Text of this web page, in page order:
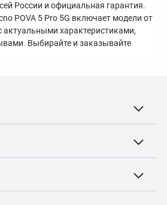
России и официальная гарантия.
POVA 5 Pro 5G включает модели от
актуальными характеристиками,
Выбирайте и заказывайте